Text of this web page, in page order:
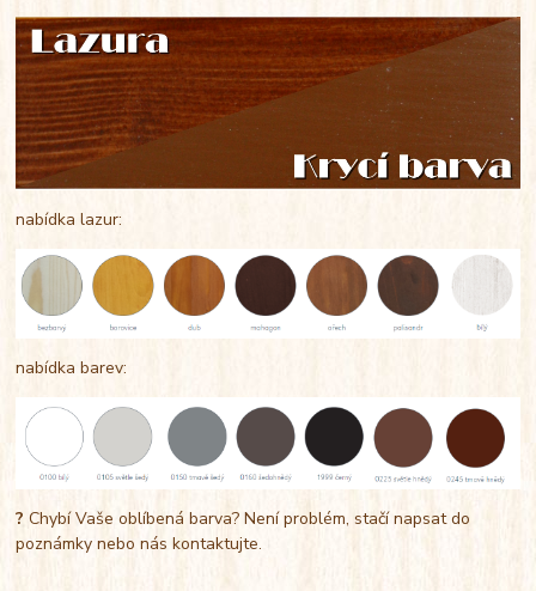
nabídka lazur:
nabídka barev:
?Chybí Vaše oblíbená barva? Není problém, stačí napsat do
poznámky nebo nás kontaktujte.